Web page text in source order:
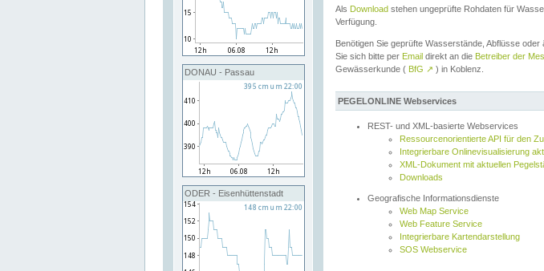
DONAU - Passau
ODER - Eisenhüttenstadt
Als Download stehen ungeprüfte Rohdaten für
Verfügung.
Benötigen Sie geprüfte Wasserstände, Abflüsse
Sie sich bitte per Email direkt an die Betreiber der
Gewässerkunde ( BfG ↗ ) in Koblenz.
PEGELONLINE Webservices
REST- und XML-basierte Webservices
Ressourcenorientierte API für den
Integrierbare Onlinevisualisierung
XML-Dokument mit aktuellen
Downloads
Geografische Informationsdienste
Web Map Service
Web Feature Service
Integrierbare Kartendarstellung
SOS Webservice